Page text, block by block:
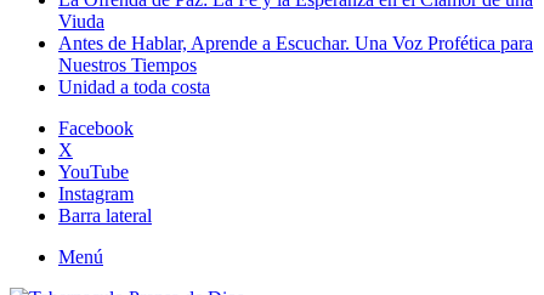
Viuda
Antes de Hablar, Aprende a Escuchar. Una Voz Profética para
Nuestros Tiempos
Unidad a toda costa
Facebook
X
YouTube
Instagram
Barra lateral
Menú